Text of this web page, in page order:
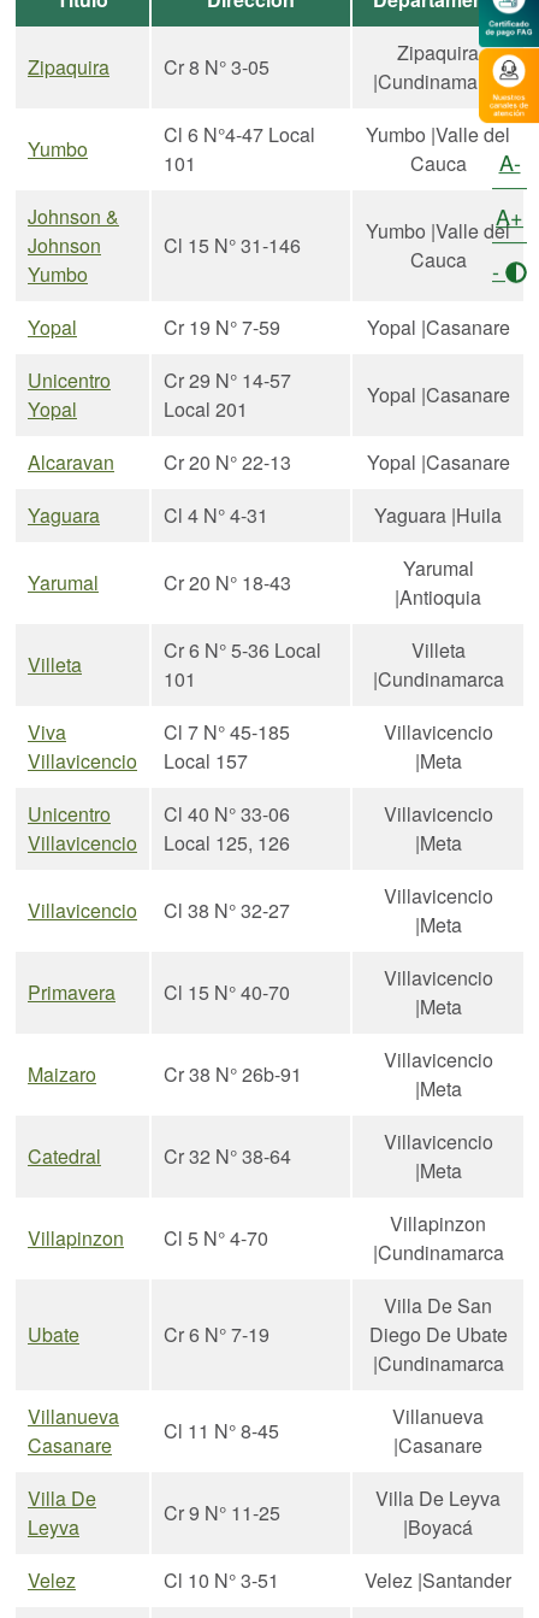
Zipaquira Cr 8 N° 3-05
Zipaquira
|Cundinamarca
Yumbo
Cl 6 N°4-47 Local
101
Yumbo |Valle del
Cauca
Johnson &
Johnson
Yumbo
Cl 15 N° 31-146
Yumbo |Valle del
Cauca
Yopal Cr 19 N° 7-59
Yopal |Casanare
Unicentro
Yopal
Cr 29 N° 14-57
Local 201
Yopal |Casanare
Alcaravan Cr 20 N° 22-13
Yopal |Casanare
Yaguara
Cl 4 N° 4-31 Yaguara |Huila
Yarumal Cr 20 N° 18-43
Yarumal
|Antioquia
Villeta
Cr 6 N° 5-36 Local
101
Villeta
|Cundinamarca
Viva
Villavicencio
Cl 7 N° 45-185
Local 157
Villavicencio
|Meta
Unicentro
Villavicencio
Cl 40 N° 33-06
Local 125, 126
Villavicencio
|Meta
Villavicencio Cl 38 N° 32-27
Villavicencio
|Meta
Primavera Cl 15 N° 40-70
Villavicencio
|Meta
Maizaro Cr 38 N° 26b-91
Villavicencio
|Meta
Catedral Cr 32 N° 38-64
Villavicencio
|Meta
Villapinzon Cl 5 N° 4-70
Villapinzon
|Cundinamarca
Ubate Cr 6 N° 7-19
Villa De San
Diego De Ubate
|Cundinamarca
Villanueva
Casanare
Cl 11 N° 8-45
Villanueva
|Casanare
Villa De
Leyva
Cr 9 N° 11-25
Villa De Leyva
|Boyacá
Velez
Cl 10 N° 3-51 Velez |Santander
A-
A+
-